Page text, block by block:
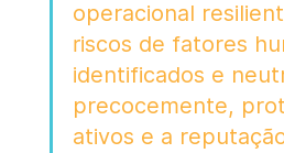
operacional
riscos de fatores
identificados e
precocemente,
ativos e a